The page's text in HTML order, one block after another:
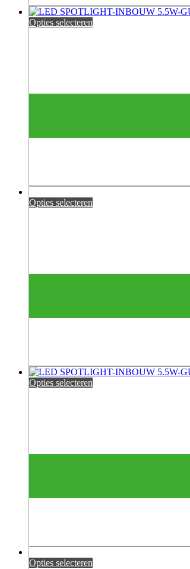
Opties selecteren
Opties selecteren
Opties selecteren
Opties selecteren